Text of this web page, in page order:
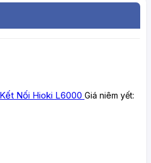
Nối Hioki L6000 Giá niêm yết: